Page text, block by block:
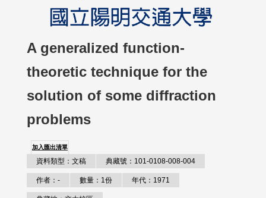
A generalized function-
theoretic technique for the
solution of some diffraction
problems
加入匯出清單
資料類型：文稿 典藏號：101-0108-008-004
作者：- 數量：1份 年代：1971